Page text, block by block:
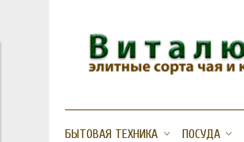
БЫТОВАЯ ТЕХНИКА ПОСУДА